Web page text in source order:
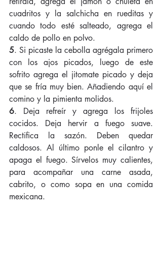
cuadritos y la salchicha en rueditas y
cuando todo esté salteado, agrega el
caldo de pollo en polvo.
5. Si picaste la cebolla agrégala primero
con los ajos picados, luego de este
sofrito agrega el jitomate picado y deja
que se fría muy bien. Añadiendo aquí el
comino y la pimienta molidos.
6. Deja refreír y agrega los frijoles
cocidos. Deja hervir a fuego suave.
Rectifica la sazón. Deben quedar
caldosos. Al último ponle el cilantro y
apaga el fuego. Sírvelos muy calientes,
para acompañar una carne asada,
cabrito, o como sopa en una comida
mexicana.